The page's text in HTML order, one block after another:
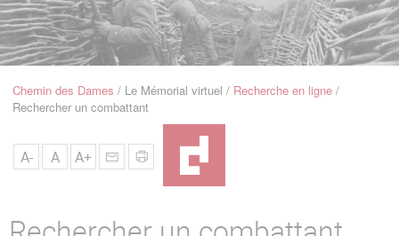
Navigation
Fil
Chemin des Dames Le Mémorial virtuel
Recherche en ligne
Rechercher un combattant
A- A A+